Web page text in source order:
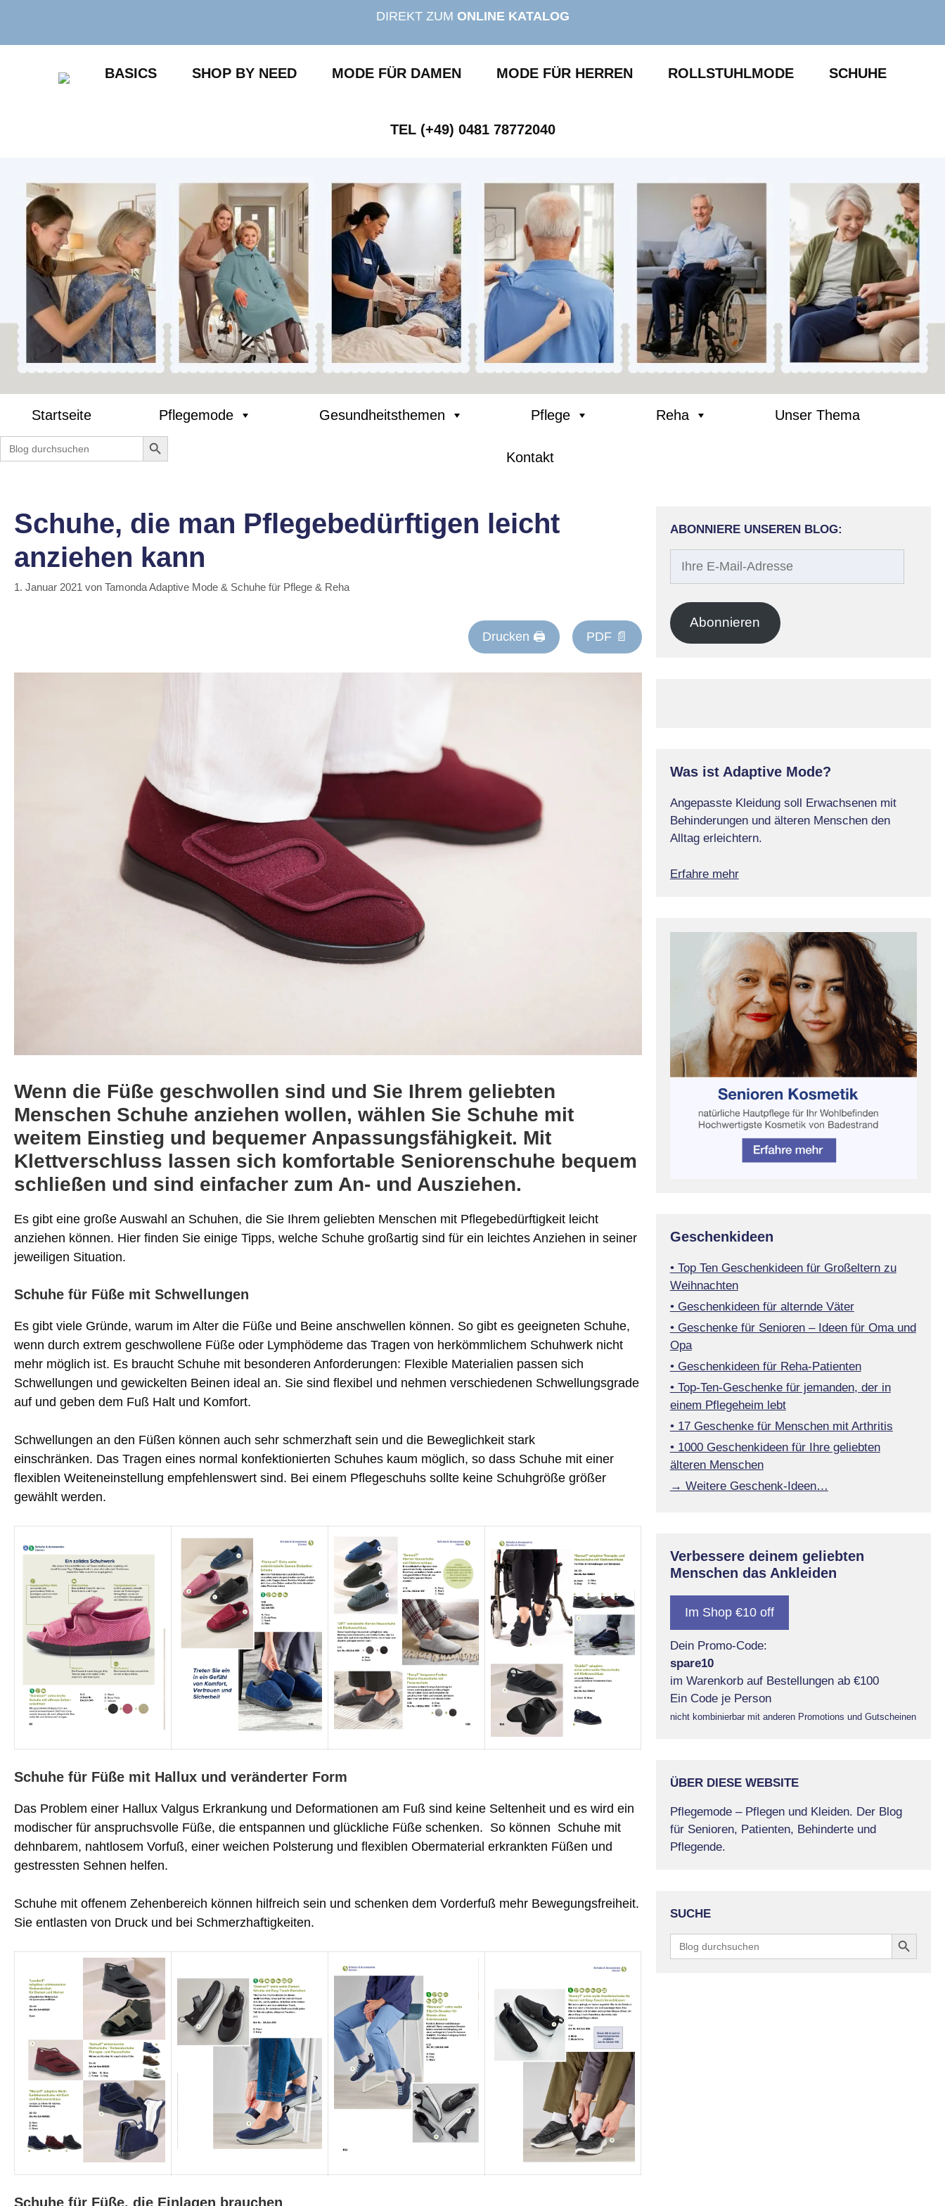
springen
DIREKT ZUM ONLINE KATALOG
BASICS SHOP BY NEED MODE FÜR DAMEN MODE FÜR HERREN ROLLSTUHLMODE SCHUHE
TEL (+49) 0481 78772040
Startseite Pflegemode Gesundheitsthemen Pflege Reha Unser Thema
Kontakt
Search
for:
Search Button
Schuhe, die man Pflegebedürftigen leicht
anziehen kann
1. Januar 2021 von Tamonda Adaptive Mode & Schuhe für Pflege & Reha
Drucken 🖨 PDF 📄
Wenn die Füße geschwollen sind und Sie Ihrem geliebten
Menschen Schuhe anziehen wollen, wählen Sie Schuhe mit
weitem Einstieg und bequemer Anpassungsfähigkeit. Mit
Klettverschluss lassen sich komfortable Seniorenschuhe bequem
schließen und sind einfacher zum An- und Ausziehen.
Es gibt eine große Auswahl an Schuhen, die Sie Ihrem geliebten Menschen mit Pflegebedürftigkeit leicht
anziehen können. Hier finden Sie einige Tipps, welche Schuhe großartig sind für ein leichtes Anziehen in seiner
jeweiligen Situation.
Schuhe für Füße mit Schwellungen
Es gibt viele Gründe, warum im Alter die Füße und Beine anschwellen können. So gibt es geeigneten Schuhe,
wenn durch extrem geschwollene Füße oder Lymphödeme das Tragen von herkömmlichem Schuhwerk nicht
mehr möglich ist. Es braucht Schuhe mit besonderen Anforderungen: Flexible Materialien passen sich
Schwellungen und gewickelten Beinen ideal an. Sie sind flexibel und nehmen verschiedenen Schwellungsgrade
auf und geben dem Fuß Halt und Komfort.
Schwellungen an den Füßen können auch sehr schmerzhaft sein und die Beweglichkeit stark
einschränken. Das Tragen eines normal konfektionierten Schuhes kaum möglich, so dass Schuhe mit einer
flexiblen Weiteneinstellung empfehlenswert sind. Bei einem Pflegeschuhs sollte keine Schuhgröße größer
gewählt werden.
Schuhe für Füße mit Hallux und veränderter Form
Das Problem einer Hallux Valgus Erkrankung und Deformationen am Fuß sind keine Seltenheit und es wird ein
modischer für anspruchsvolle Füße, die entspannen und glückliche Füße schenken. So können Schuhe mit
dehnbarem, nahtlosem Vorfuß, einer weichen Polsterung und flexiblen Obermaterial erkrankten Füßen und
gestressten Sehnen helfen.
Schuhe mit offenem Zehenbereich können hilfreich sein und schenken dem Vorderfuß mehr Bewegungsfreiheit.
Sie entlasten von Druck und bei Schmerzhaftigkeiten.
Schuhe für Füße, die Einlagen brauchen
ABONNIERE UNSEREN BLOG:
Adresse
Abonnieren
Was ist Adaptive Mode?
Angepasste Kleidung soll Erwachsenen mit
Behinderungen und älteren Menschen den
Alltag erleichtern.
Erfahre mehr
Geschenkideen
• Top Ten Geschenkideen für Großeltern zu
Weihnachten
• Geschenkideen für alternde Väter
• Geschenke für Senioren – Ideen für Oma und
Opa
• Geschenkideen für Reha-Patienten
• Top-Ten-Geschenke für jemanden, der in
einem Pflegeheim lebt
• 17 Geschenke für Menschen mit Arthritis
• 1000 Geschenkideen für Ihre geliebten
älteren Menschen
→ Weitere Geschenk-Ideen…
Verbessere deinem geliebten
Menschen das Ankleiden
Im Shop €10 off
Dein Promo-Code:
spare10
im Warenkorb auf Bestellungen ab €100
Ein Code je Person
nicht kombinierbar mit anderen Promotions und Gutscheinen
ÜBER DIESE WEBSITE
Pflegemode – Pflegen und Kleiden. Der Blog
für Senioren, Patienten, Behinderte und
Pflegende.
SUCHE
Search
for:
Search Button